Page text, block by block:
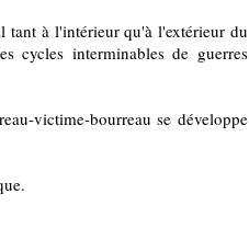
tant à l'intérieur qu'à l'extérieur du
cycles interminables de guerres
victime-bourreau se développe